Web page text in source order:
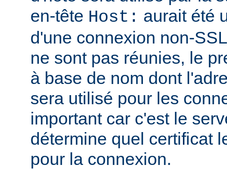
en-tête Host: aurait été
d'une connexion non-
ne sont pas réunies, le
à base de nom dont
sera utilisé pour les
important car c'est le
détermine quel certificat
pour la connexion.